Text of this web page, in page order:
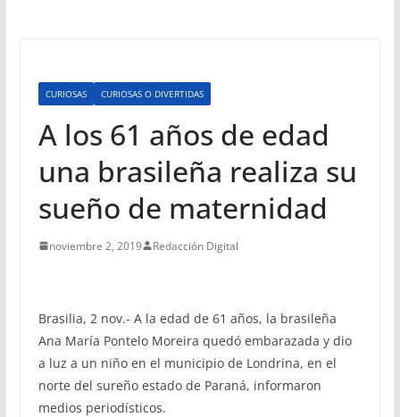
CURIOSAS CURIOSAS O DIVERTIDAS
A los 61 años de edad
una brasileña realiza su
sueño de maternidad
noviembre 2, 2019 Redacción Digital
Brasilia, 2 nov.- A la edad de 61 años, la brasileña
Ana María Pontelo Moreira quedó embarazada y dio
a luz a un niño en el municipio de Londrina, en el
norte del sureño estado de Paraná, informaron
medios periodísticos.